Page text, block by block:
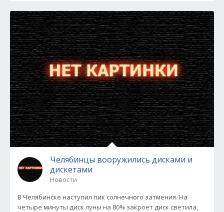
Челябинцы вооружились дисками и
дискетами
Новости
В Челябинске наступил пик солнечного затмения. На
четыре минуты диск луны на 80% закроет диск светила,